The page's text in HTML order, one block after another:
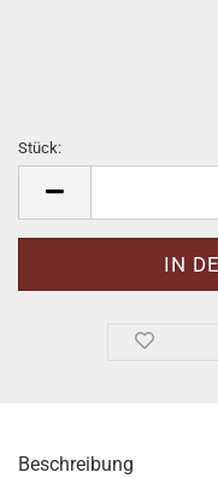
Stück:
Beschreibung